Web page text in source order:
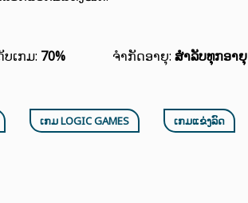
ເກມ: 70% ຈຳກັດອາຍຸ: ສໍາລັບທຸກອາຍຸ
ເກມ LOGIC GAMES ເກມແຂ່ງລົດ